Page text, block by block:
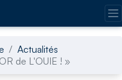
Actualités
de L'OUIE ! »